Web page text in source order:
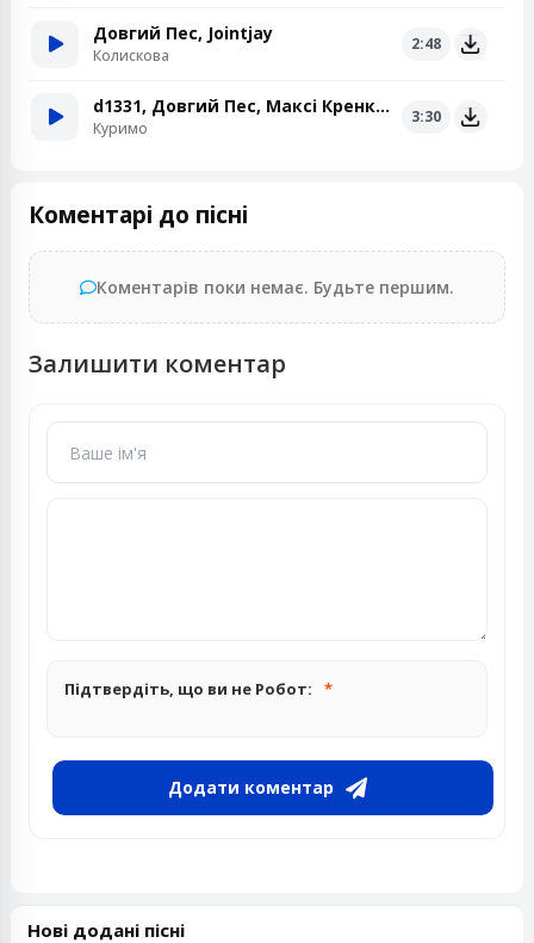
Довгий Пес, Jointjay
Колискова
2:48
d1331, Довгий Пес, Максі Кренк Звук, GIANTKEY
Куримо
3:30
Коментарі до пісні
Коментарів поки немає. Будьте першим.
Залишити коментар
Підтвердіть, що ви не Робот:
Додати коментар
Нові додані пісні